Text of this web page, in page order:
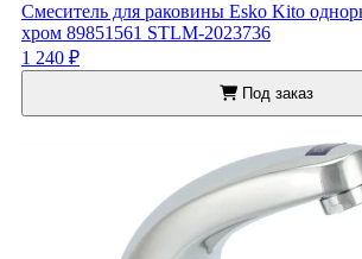
Смеситель для раковины Esko Kito
хром 89851561 STLM-2023736
1 240 ₽
Под заказ